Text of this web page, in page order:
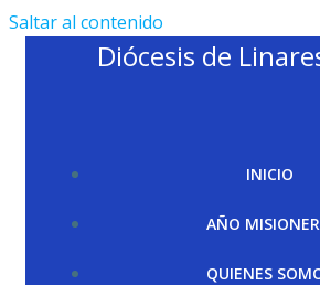
Saltar al contenido
Diócesis de
INICIO
AÑO
QUIENES